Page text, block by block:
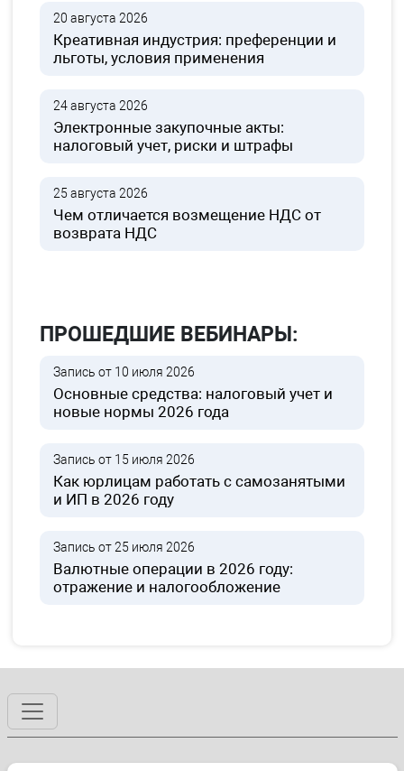
20 августа 2026
Креативная индустрия: преференции и
льготы, условия применения
24 августа 2026
Электронные закупочные акты:
налоговый учет, риски и штрафы
25 августа 2026
Чем отличается возмещение НДС от
возврата НДС
ПРОШЕДШИЕ ВЕБИНАРЫ:
Запись от 10 июля 2026
Основные средства: налоговый учет и
новые нормы 2026 года
Запись от 15 июля 2026
Как юрлицам работать с самозанятыми
и ИП в 2026 году
Запись от 25 июля 2026
Валютные операции в 2026 году:
отражение и налогообложение